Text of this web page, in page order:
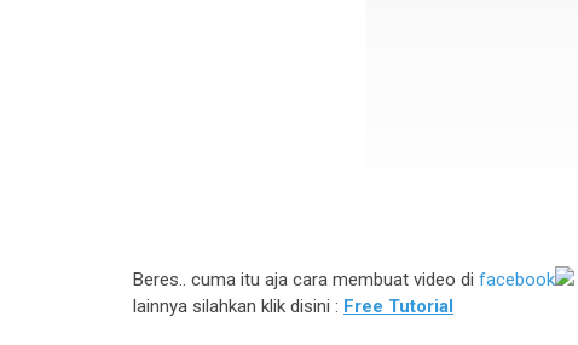
Beres.. cuma itu aja cara membuat video di facebook
lainnya silahkan klik disini : Free Tutorial